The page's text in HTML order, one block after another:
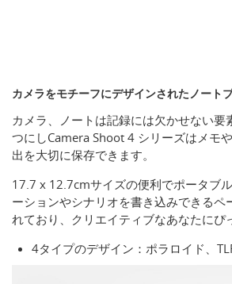
カメラをモチーフにデザインされたノート
カメラ、ノートは記録には欠かせない要
つにしCamera Shoot 4 シリーズはメモ
出を大切に保存できます。
17.7 x 12.7cmサイズの便利でポータブ
ーションやシナリオを書き込みできるペ
れており、クリエイティブなあなたにぴ
4タイプのデザイン：ポラロイド、